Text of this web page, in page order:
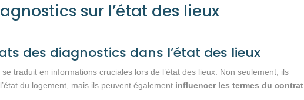
sur l’état des lieux
des diagnostics dans l’état des lieux
traduit en informations cruciales lors de l’état des lieux. Non seulement, ils
du logement, mais ils peuvent également influencer les termes du